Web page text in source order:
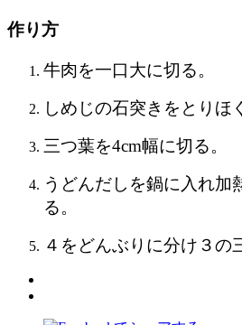
作り方
牛肉を一口大に切る。
しめじの石突きをとりほ
三つ葉を4cm幅に切る。
うどんだしを鍋に入れ加
る。
４ をどんぶりに分け ３の